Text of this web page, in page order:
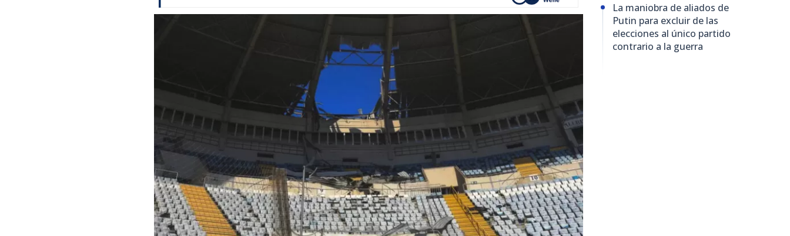
La maniobra de aliados de
Putin para excluir de las
elecciones al único partido
contrario a la guerra